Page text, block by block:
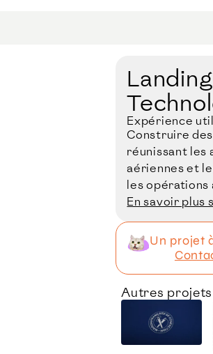
Expérience
Construire
réunissant les
aériennes et
les opérations
En savoir plus
Un projet
Autres projets